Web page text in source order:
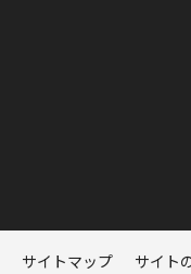
サイトマップ サイト